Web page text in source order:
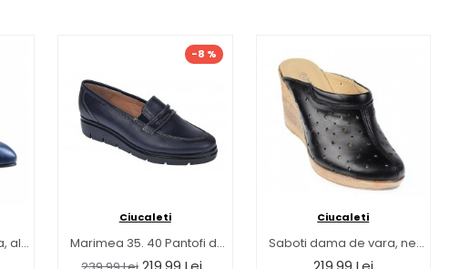
Pantofi eleganti dama, albastri, din piele naturala box, toc 6 cm - NA87A3
-8 %
Ciucaleti
Marimea 35. 40 Pantofi dama casual din piele naturala, bleumarin inchis - P105BLBOX
Ciucaleti
Saboti dama de vara, negri, din piele naturala box cu perforatii - TEAN